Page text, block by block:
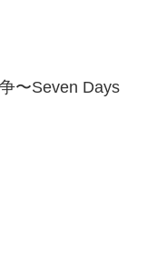
〜Seven Days